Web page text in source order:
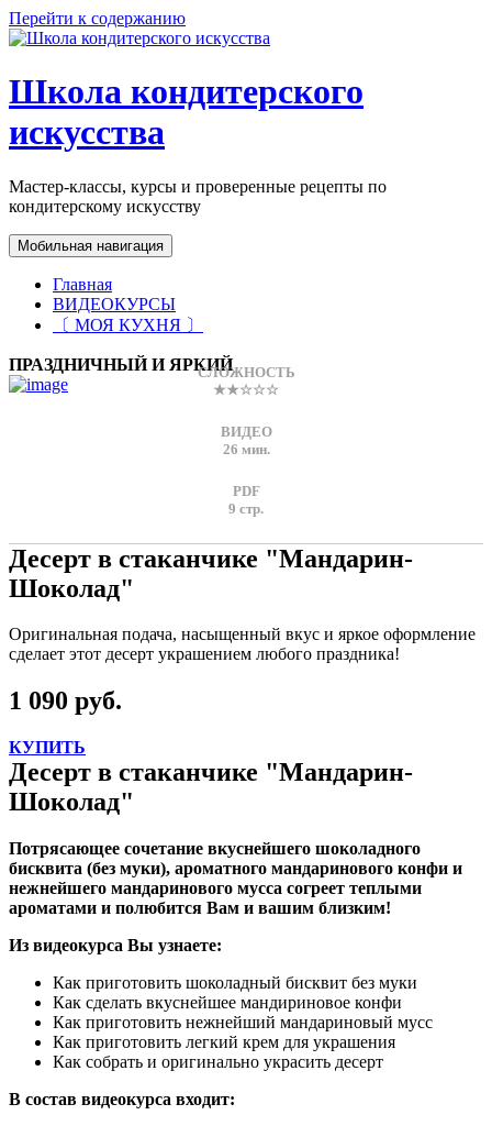
Перейти к содержанию
Школа кондитерского
искусства
Мастер-классы, курсы и проверенные рецепты по
кондитерскому искусству
Мобильная навигация
Главная
ВИДЕОКУРСЫ
〔 МОЯ КУХНЯ 〕
ПРАЗДНИЧНЫЙ И ЯРКИЙСЛОЖНОСТЬ
★★☆☆☆
ВИДЕО
26 мин.
PDF
9 стр.
Десерт в стаканчике "Мандарин-
Шоколад"
Оригинальная подача, насыщенный вкус и яркое оформление
сделает этот десерт украшением любого праздника!
1 090 руб.
КУПИТЬ
Десерт в стаканчике "Мандарин-
Шоколад"
Потрясающее сочетание вкуснейшего шоколадного
бисквита (без муки), ароматного мандаринового конфи и
нежнейшего мандаринового мусса согреет теплыми
ароматами и полюбится Вам и вашим близким!
Из видеокурса Вы узнаете:
Как приготовить шоколадный бисквит без муки
Как сделать вкуснейшее мандириновое конфи
Как приготовить нежнейший мандариновый мусс
Как приготовить легкий крем для украшения
Как собрать и оригинально украсить десерт
В состав видеокурса входит: